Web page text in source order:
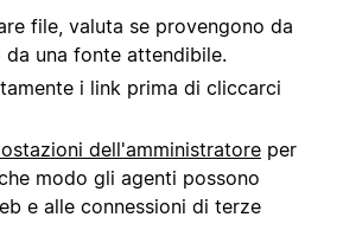
file, valuta se provengono da
da una fonte attendibile.
i link prima di cliccarci
dell'amministratore per
modo gli agenti possono
e alle connessioni di terze